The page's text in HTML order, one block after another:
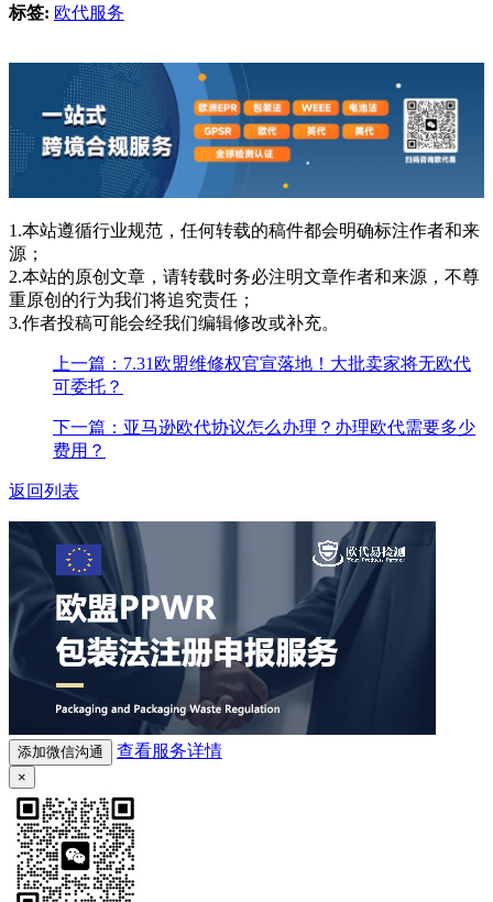
标签: 欧代服务
1.本站遵循行业规范，任何转载的稿件都会明确标注作者和来
源；
2.本站的原创文章，请转载时务必注明文章作者和来源，不尊
重原创的行为我们将追究责任；
3.作者投稿可能会经我们编辑修改或补充。
上一篇：7.31欧盟维修权官宣落地！大批卖家将无欧代
可委托？
下一篇：亚马逊欧代协议怎么办理？办理欧代需要多少
费用？
返回列表
添加微信沟通 查看服务详情
×